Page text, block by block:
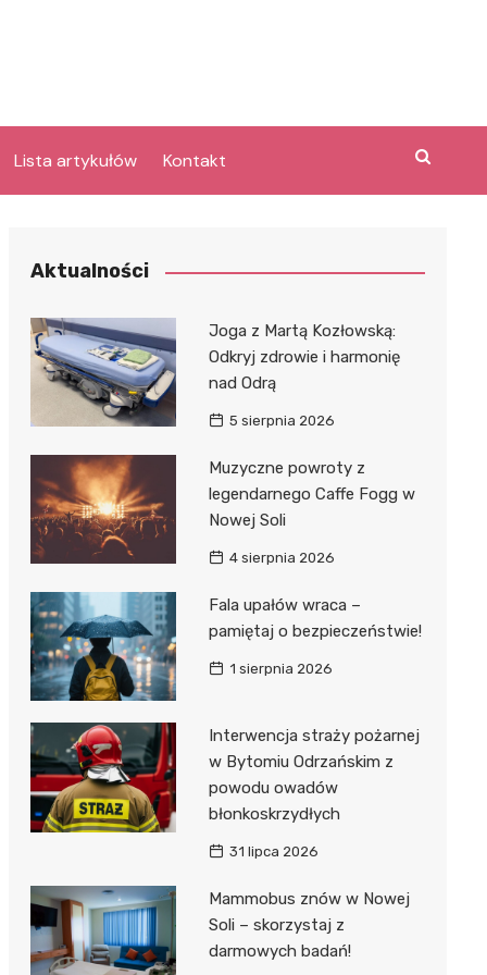
i
ulgi
Lista artykułów Kontakt
Aktualności
Joga z Martą Kozłowską:
Odkryj zdrowie i harmonię
nad Odrą
5 sierpnia 2026
Muzyczne powroty z
legendarnego Caffe Fogg w
Nowej Soli
4 sierpnia 2026
Fala upałów wraca –
pamiętaj o bezpieczeństwie!
1 sierpnia 2026
Interwencja straży pożarnej
w Bytomiu Odrzańskim z
powodu owadów
błonkoskrzydłych
31 lipca 2026
Mammobus znów w Nowej
Soli – skorzystaj z
darmowych badań!